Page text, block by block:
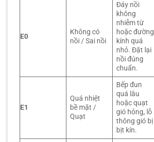
E0
Không có
nồi / Sai nồi
Đáy nồi
không
nhiễm từ
hoặc đường
kính quá
nhỏ. Đặt lại
nồi đúng
chuẩn.
E1
Quá nhiệt
bề mặt /
Quạt
Bếp đun
quá lâu
hoặc quạt
gió hỏng, lỗ
thông gió bị
bịt kín.